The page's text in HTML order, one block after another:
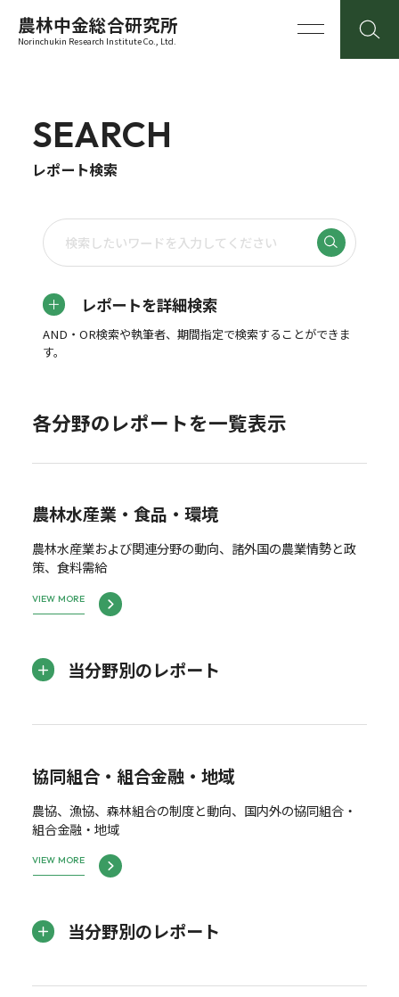
農林中金総合研究所
Norinchukin Research Institute Co., Ltd.
SEARCH
レポート検索
レポートを詳細検索
AND・OR検索や執筆者、期間指定で検索することができま
す。
各分野のレポートを一覧表示
農林水産業・食品・環境
農林水産業および関連分野の動向、諸外国の農業情勢と政
策、食料需給
VIEW MORE
当分野別のレポート
協同組合・組合金融・地域
農協、漁協、森林組合の制度と動向、国内外の協同組合・
組合金融・地域
VIEW MORE
当分野別のレポート